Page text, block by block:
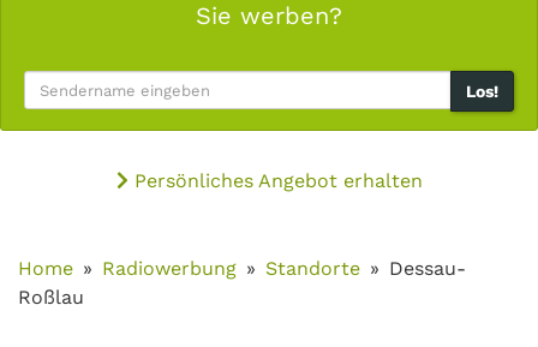
Sie werben?
Los!
Persönliches Angebot erhalten
Home Radiowerbung Standorte
Dessau-
Roßlau